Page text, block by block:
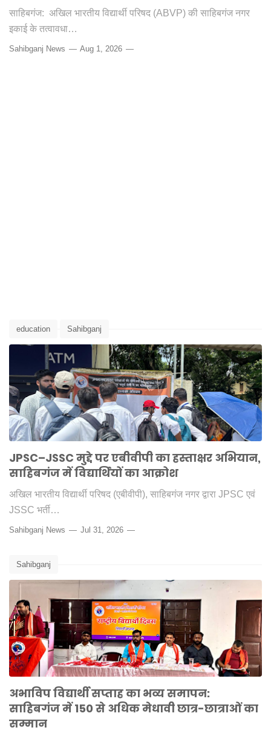
साहिबगंज: अखिल भारतीय विद्यार्थी परिषद (ABVP) की साहिबगंज नगर
इकाई के तत्वावधा…
Sahibganj News Aug 1, 2026
education Sahibganj
JPSC–JSSC मुद्दे पर एबीवीपी का हस्ताक्षर अभियान,
साहिबगंज में विद्यार्थियों का आक्रोश
अखिल भारतीय विद्यार्थी परिषद (एबीवीपी), साहिबगंज नगर द्वारा JPSC एवं
JSSC भर्ती…
Sahibganj News Jul 31, 2026
Sahibganj
अभाविप विद्यार्थी सप्ताह का भव्य समापन:
साहिबगंज में 150 से अधिक मेधावी छात्र-छात्राओं का
सम्मान